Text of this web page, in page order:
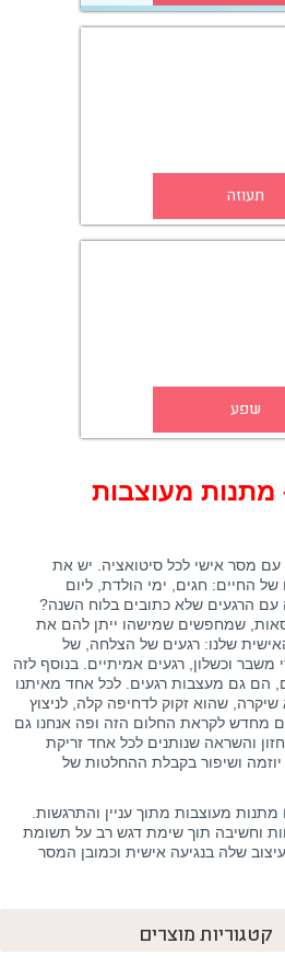
קטגוריות מוצרים
תעוזה
שפע
מעוצבות
מסר אישי לכל סיטואציה. יש את
החיים: חגים, ימי הולדת, ליום
עם הרגעים שלא כתובים בלוח השנה?
שמחפשים שמישהו ייתן להם את
שלנו: רגעים של הצלחה, של
וכשלון, רגעים אמיתיים. בנוסף לזה
הם גם מעצבות רגעים. לכל אחד מאיתנו
שהוא זקוק לדחיפה קלה, לניצוץ
מחדש לקראת החלום הזה ופה אנחנו גם
והשראה שנותנים לכל אחד זריקת
ושיפור בקבלת ההחלטות של
מעוצבות מתוך עניין והתרגשות.
וחשיבה תוך שימת דגש רב על תשומת
שלה בנגיעה אישית וכמובן המסר